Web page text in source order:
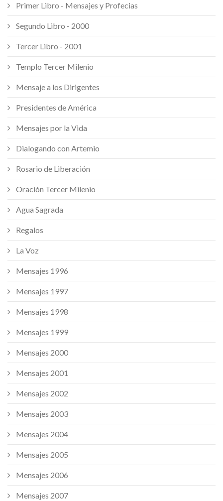
Primer Libro - Mensajes y Profecias
Segundo Libro - 2000
Tercer Libro - 2001
Templo Tercer Milenio
Mensaje a los Dirigentes
Presidentes de América
Mensajes por la Vida
Dialogando con Artemio
Rosario de Liberación
Oración Tercer Milenio
Agua Sagrada
Regalos
La Voz
Mensajes 1996
Mensajes 1997
Mensajes 1998
Mensajes 1999
Mensajes 2000
Mensajes 2001
Mensajes 2002
Mensajes 2003
Mensajes 2004
Mensajes 2005
Mensajes 2006
Mensajes 2007